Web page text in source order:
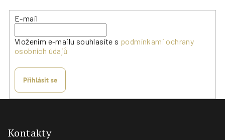
E-mail
Vložením e-mailu souhlasíte s podmínkami ochrany
osobních údajů
Přihlásit se
Kontakty